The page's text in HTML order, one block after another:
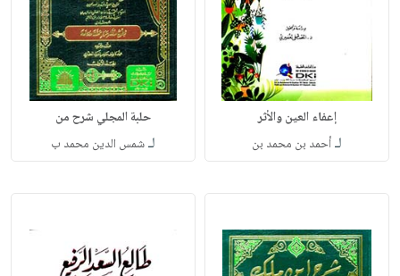
إعفاء العين والأثر
لـأحمد بن محمد بن
حلبة المجلي شرح من
لـشمس الدين محمد ب